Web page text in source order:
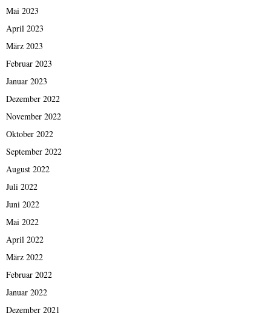
Mai 2023
April 2023
März 2023
Februar 2023
Januar 2023
Dezember 2022
November 2022
Oktober 2022
September 2022
August 2022
Juli 2022
Juni 2022
Mai 2022
April 2022
März 2022
Februar 2022
Januar 2022
Dezember 2021